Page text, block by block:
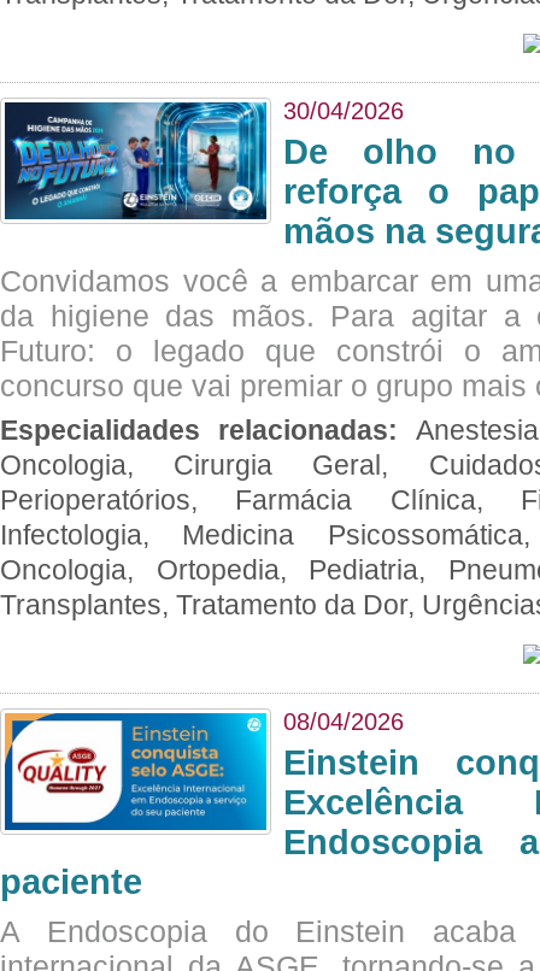
30/04/2026
De olho no
reforça o
mãos na
Convidamos você a embarcar em
da higiene das mãos. Para agitar a
Futuro: o legado que constrói o
concurso que vai premiar o grupo mais
Especialidades relacionadas:
Oncologia, Cirurgia Geral,
Perioperatórios, Farmácia Clínica,
Infectologia, Medicina
Oncologia, Ortopedia, Pediatria,
Transplantes, Tratamento da Dor,
08/04/2026
Einstein
Excelência
Endoscopia
paciente
A Endoscopia do Einstein